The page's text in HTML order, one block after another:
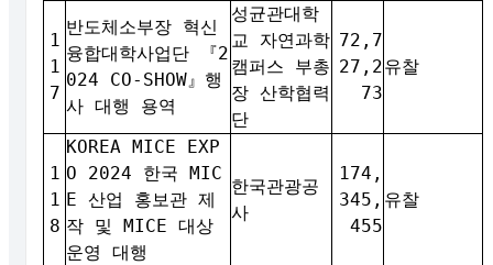
1
1
7
반도체소부장 혁신
융합대학사업단 『2
024 CO-SHOW』행
사 대행 용역
성균관대학
교 자연과학
캠퍼스 부총
장 산학협력
단
72,7
27,2
73
유찰
1
1
8
KOREA MICE EXP
O 2024 한국 MIC
E 산업 홍보관 제
작 및 MICE 대상
운영 대행
한국관광공
사
174,
345,
455
유찰